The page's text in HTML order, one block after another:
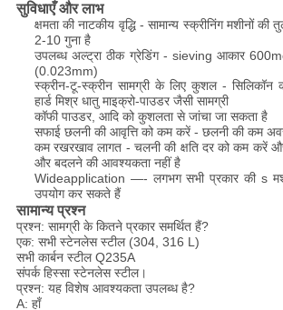
सुविधाएँ और लाभ
क्षमता की नाटकीय वृद्धि - सामान्य स्क्रीनिंग मशीनों
2-10 गुना है
उपलब्ध अल्ट्रा ठीक ग्रेडिंग - sieving आकार
(0.023mm)
स्क्रीन-टू-स्क्रीन सामग्री के लिए कुशल - सिलिकॉन
हार्ड मिश्र धातु माइक्रो-पाउडर जैसी सामग्री
कॉफी पाउडर, आदि को कुशलता से जांचा जा सकता है
सफाई छलनी की आवृत्ति को कम करें - छलनी की कम
कम रखरखाव लागत - चलनी की क्षति दर को कम करें
और बदलने की आवश्यकता नहीं है
Wideapplication —- लगभग सभी प्रकार की s
उपयोग कर सकते हैं
सामान्य प्रश्न
प्रश्न: सामग्री के कितने प्रकार समर्थित हैं?
एक: सभी स्टेनलेस स्टील (304, 316 L)
सभी कार्बन स्टील Q235A
संपर्क हिस्सा स्टेनलेस स्टील।
प्रश्न: यह विशेष आवश्यकता उपलब्ध है?
A: हाँ